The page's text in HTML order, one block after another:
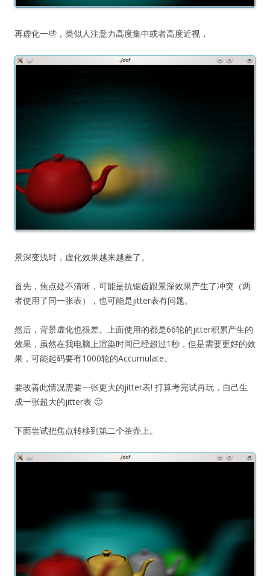
再虚化一些，类似人注意力高度集中或者高度近视，
景深变浅时，虚化效果越来越差了。
首先，焦点处不清晰，可能是抗锯齿跟景深效果产生了冲突（两
者使用了同一张表），也可能是jitter表有问题。
然后，背景虚化也很差。上面使用的都是66轮的jitter积累产生的
效果，虽然在我电脑上渲染时间已经超过1秒，但是需要更好的效
果，可能起码要有1000轮的Accumulate。
要改善此情况需要一张更大的jitter表! 打算考完试再玩，自己生
成一张超大的jitter表 🙂
下面尝试把焦点转移到第二个茶壶上。